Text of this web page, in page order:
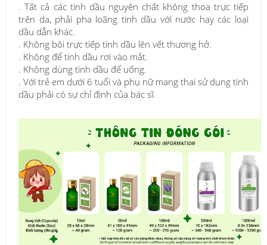
. Tất cả các tinh dầu nguyên chất không thoa trực tiếp
trên da, phải pha loãng tinh dầu với nước hay các loại
dầu dẫn khác.
. Không bôi trực tiếp tinh dầu lên vết thương hở.
. Không để tinh dầu rơi vào mắt.
. Không dùng tinh dầu để uống.
. Với trẻ em dưới 6 tuổi và phụ nữ mang thai sử dụng tinh
dầu phải có sự chỉ định của bác sĩ.